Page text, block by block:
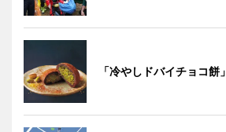
「冷やしドバイチョコ餅」